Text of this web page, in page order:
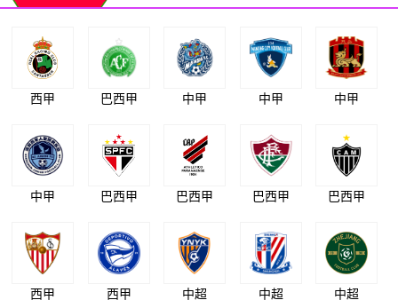
西甲 巴西甲 中甲 中甲 中甲
中甲 巴西甲 巴西甲 巴西甲 巴西甲
西甲 西甲 中超 中超 中超